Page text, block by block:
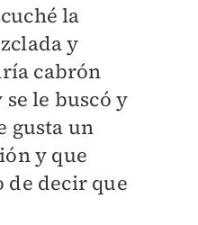
la
y
cabrón
se le buscó y
gusta un
y que
de decir que